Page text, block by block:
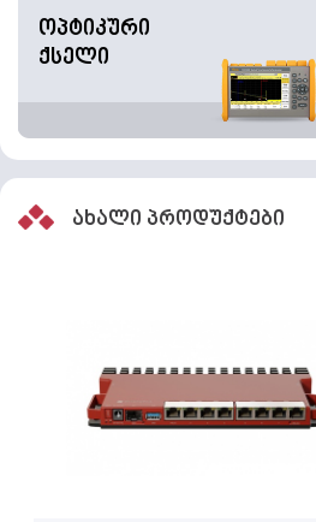
ოპტიკური
ქსელი
ახალი პროდუქტები